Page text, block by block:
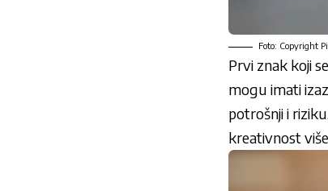
Foto: Copyright
Prvi znak koji
mogu imati
potrošnji i
kreativnost